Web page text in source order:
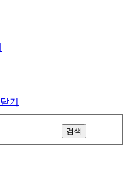
닫기
검색